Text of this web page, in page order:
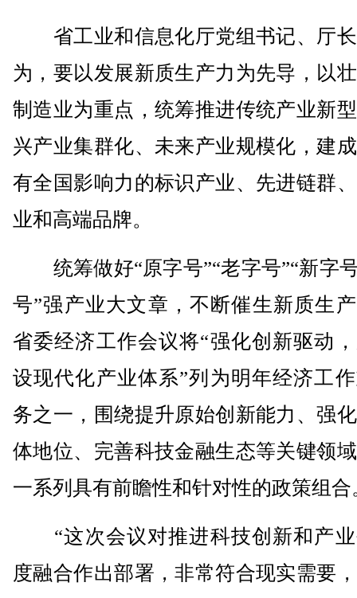
省工业和信息化厅党组书记、厅
为，要以发展新质生产力为先导，以
制造业为重点，统筹推进传统产业新
兴产业集群化、未来产业规模化，建
有全国影响力的标识产业、先进链群
业和高端品牌。
统筹做好“原字号”“老字号”“新字
号”强产业大文章，不断催生新质生
省委经济工作会议将“强化创新驱动
设现代化产业体系”列为明年经济工
务之一，围绕提升原始创新能力、强
体地位、完善科技金融生态等关键领
一系列具有前瞻性和针对性的政策组合
“这次会议对推进科技创新和产业
度融合作出部署，非常符合现实需要